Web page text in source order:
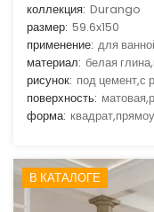
коллекция: Durango
размер: 59.6x150
применение: для
материал: белая
рисунок: под цемент,с
поверхность:
форма:
В КАТАЛОГЕ